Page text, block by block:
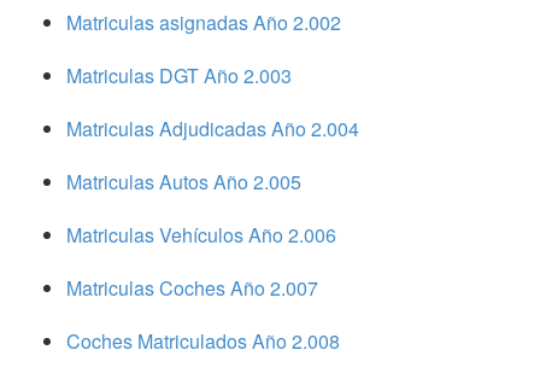
Matriculas asignadas Año 2.002
Matriculas DGT Año 2.003
Matriculas Adjudicadas Año 2.004
Matriculas Autos Año 2.005
Matriculas Vehículos Año 2.006
Matriculas Coches Año 2.007
Coches Matriculados Año 2.008